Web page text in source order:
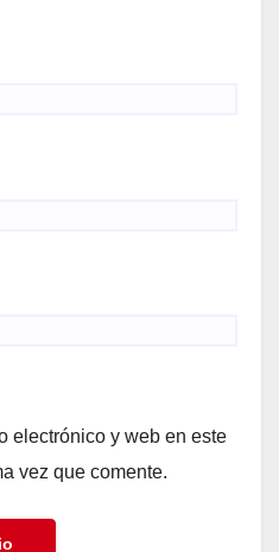
electrónico y web en este
vez que comente.